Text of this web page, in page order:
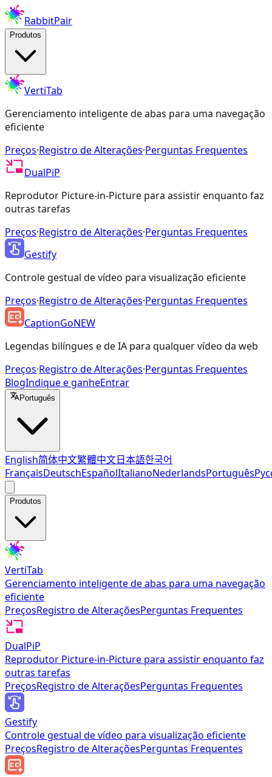
RabbitPair
Produtos
VertiTab
Gerenciamento inteligente de abas para uma navegação
eficiente
Preços·Registro de Alterações·Perguntas Frequentes
DualPiP
Reprodutor Picture-in-Picture para assistir enquanto faz
outras tarefas
Preços·Registro de Alterações·Perguntas Frequentes
Gestify
Controle gestual de vídeo para visualização eficiente
Preços·Registro de Alterações·Perguntas Frequentes
CaptionGoNEW
Legendas bilíngues e de IA para qualquer vídeo da web
Preços·Registro de Alterações·Perguntas Frequentes
BlogIndique e ganheEntrar
Português
English简体中文繁體中文日本語한국어
FrançaisDeutschEspañolItalianoNederlandsPortuguês
Produtos
VertiTab
Gerenciamento inteligente de abas para uma navegação
eficiente
PreçosRegistro de AlteraçõesPerguntas Frequentes
DualPiP
Reprodutor Picture-in-Picture para assistir enquanto faz
outras tarefas
PreçosRegistro de AlteraçõesPerguntas Frequentes
Gestify
Controle gestual de vídeo para visualização eficiente
PreçosRegistro de AlteraçõesPerguntas Frequentes